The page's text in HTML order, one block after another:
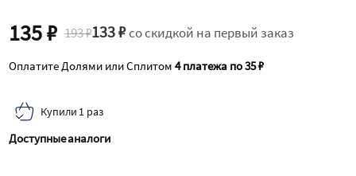
135 ₽ 193 ₽133 ₽со скидкой на первый заказ
Оплатите Долями или Сплитом4 платежа по 35 ₽
Купили 1 раз
Доступные аналоги